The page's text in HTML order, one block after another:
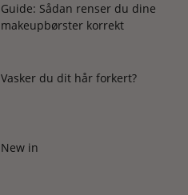
Guide: Sådan renser du dine
makeupbørster korrekt
Vasker du dit hår forkert?
New in